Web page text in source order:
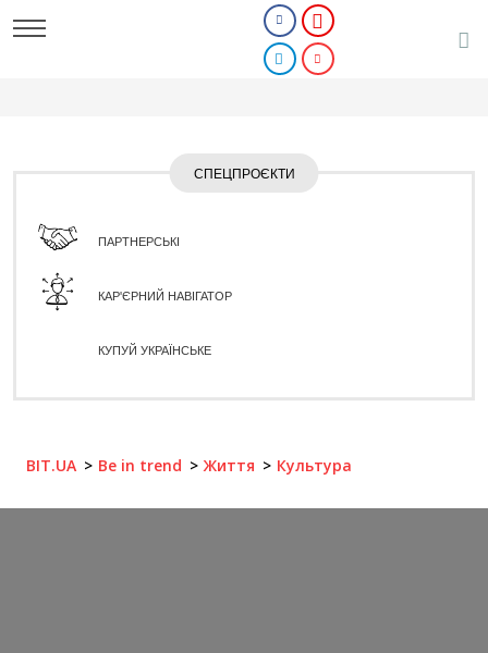
СПЕЦПРОЄКТИ
ПАРТНЕРСЬКІ
КАР'ЄРНИЙ НАВІГАТОР
КУПУЙ УКРАЇНСЬКЕ
BIT.UA Be in trend Життя Культура